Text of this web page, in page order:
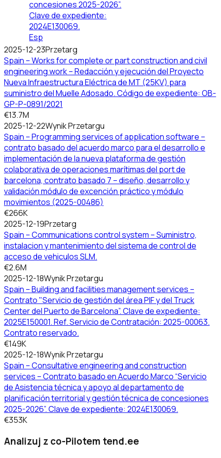
concesiones 2025-2026”.
Clave de expediente:
2024E130069.
Esp
2025-12-23Przetarg
Spain – Works for complete or part construction and civil
engineering work – Redacción y ejecución del Proyecto
Nueva Infraestructura Eléctrica de MT (25KV) para
suministro del Muelle Adosado. Código de expediente: OB-
GP-P-0891/2021
€13.7M
2025-12-22Wynik Przetargu
Spain – Programming services of application software –
contrato basado del acuerdo marco para el desarrollo e
implementación de la nueva plataforma de gestión
colaborativa de operaciones marítimas del port de
barcelona, contrato basado 7 – diseño, desarrollo y
validación módulo de excención práctico y módulo
movimientos (2025-00486)
€266K
2025-12-19Przetarg
Spain – Communications control system – Suministro,
instalacion y mantenimiento del sistema de control de
acceso de vehiculos SLM.
€2.6M
2025-12-18Wynik Przetargu
Spain – Building and facilities management services –
Contrato "Servicio de gestión del área PIF y del Truck
Center del Puerto de Barcelona”. Clave de expediente:
2025E150001. Ref. Servicio de Contratación: 2025-00063.
Contrato reservado.
€149K
2025-12-18Wynik Przetargu
Spain – Consultative engineering and construction
services – Contrato basado en Acuerdo Marco “Servicio
de Asistencia técnica y apoyo al departamento de
planificación territorial y gestión técnica de concesiones
2025-2026”. Clave de expediente: 2024E130069.
€353K
Analizuj z co-Pilotem tend.ee